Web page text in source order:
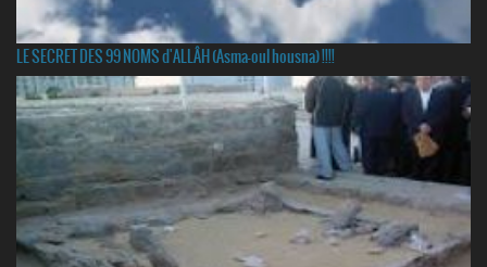
LE SECRET DES 99 NOMS d'ALLÂH (Asma-oul housna) !!!!